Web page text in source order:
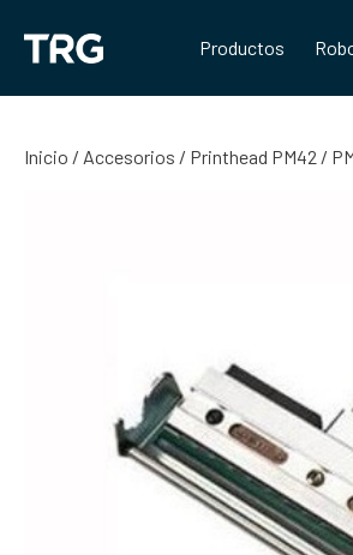
contenido
Productos
Inicio / Accesorios / Printhead PM42 /